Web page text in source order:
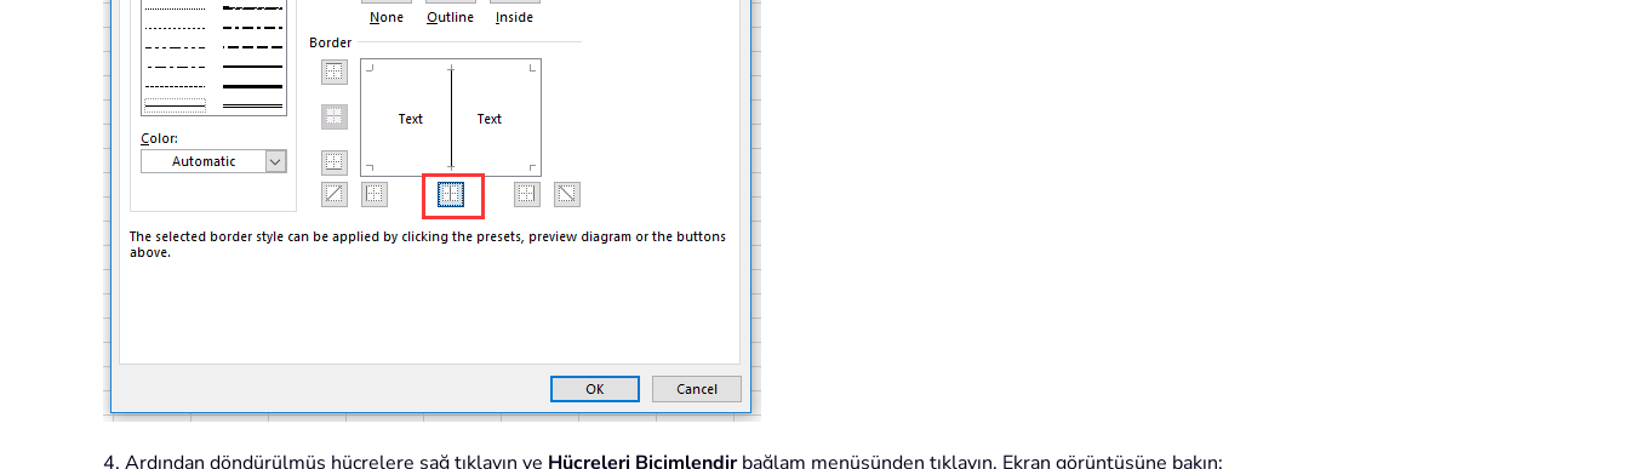
4. Ardından döndürülmüş hücrelere sağ tıklayın ve Hücreleri Biçimlendirbağlam menüsünden tıklayın. Ekran görüntüsüne bakın: